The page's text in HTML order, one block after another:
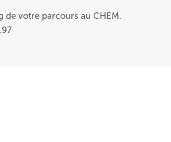
de votre parcours au CHEM.